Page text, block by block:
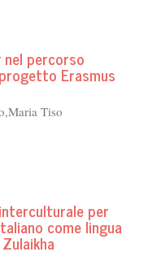
percorso
Erasmus
Tiso
per
come lingua